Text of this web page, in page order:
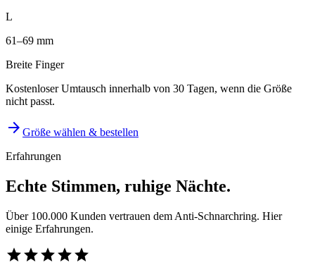
L
61–69 mm
Breite Finger
Kostenloser Umtausch innerhalb von 30 Tagen, wenn die Größe
nicht passt.
arrow_forward Größe wählen & bestellen
Erfahrungen
Echte Stimmen, ruhige Nächte.
Über 100.000 Kunden vertrauen dem Anti-Schnarchring. Hier
einige Erfahrungen.
starstarstarstarstar